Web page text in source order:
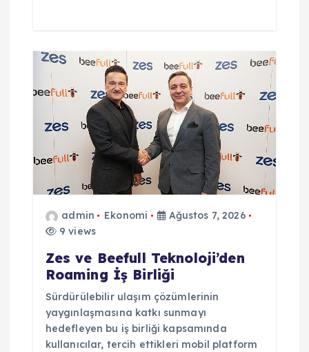
admin Ekonomi
Ağustos 7, 2026
9 views
Zes ve Beefull Teknoloji’den
Roaming İş Birliği
Sürdürülebilir ulaşım çözümlerinin
yaygınlaşmasına katkı sunmayı
hedefleyen bu iş birliği kapsamında
kullanıcılar, tercih ettikleri mobil platform